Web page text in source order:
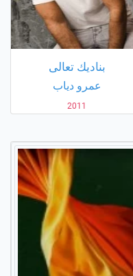
بناديك تعالى
عمرو دياب
2011